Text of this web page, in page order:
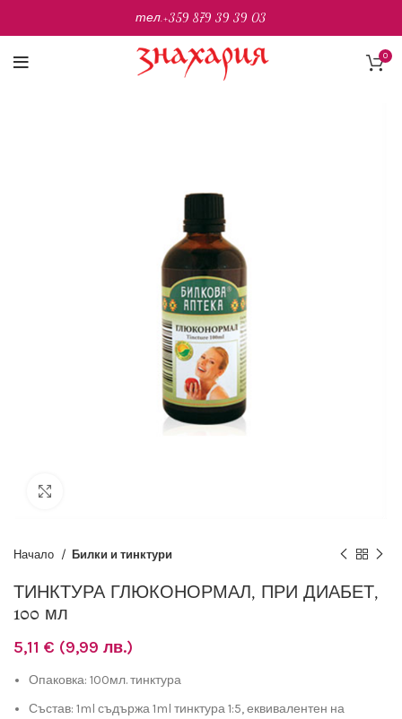
0
Начало Билки и тинктури
ТИНКТУРА ГЛЮКОНОРМАЛ, ПРИ ДИАБЕТ,
100 мл
5,11 € (9,99 лв.)
Опаковка: 100мл. тинктура
Състав: 1ml съдържа 1ml тинктура 1:5, еквивалентен на
тел.+359 879 39 39 03